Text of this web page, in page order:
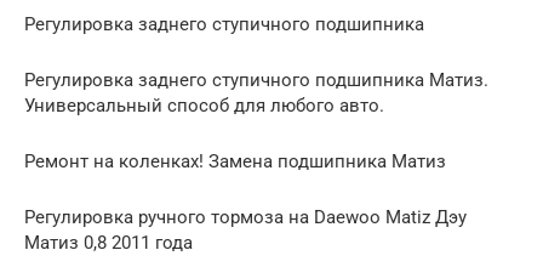
Регулировка заднего ступичного подшипника
Регулировка заднего ступичного подшипника Матиз.
Универсальный способ для любого авто.
Ремонт на коленках! Замена подшипника Матиз
Регулировка ручного тормоза на Daewoo Matiz Дэу
Матиз 0,8 2011 года